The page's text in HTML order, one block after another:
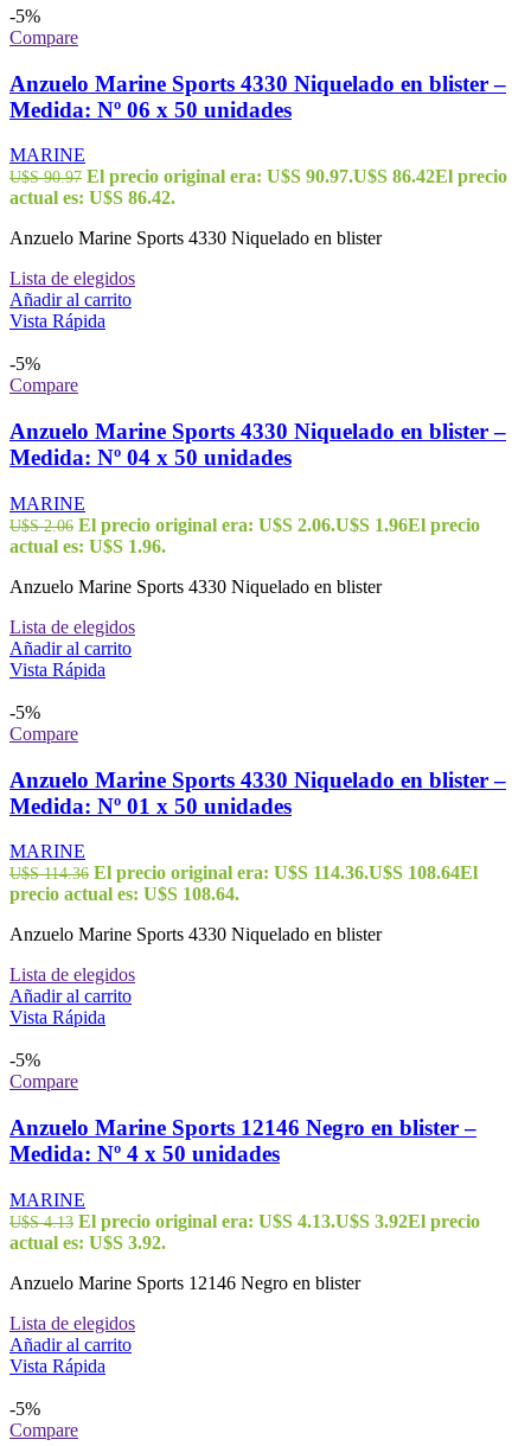
-5%
Compare
Anzuelo Marine Sports 4330 Niquelado en blister –
Medida: Nº 06 x 50 unidades
MARINE
U$S90.97 El precio original era: U$S 90.97.U$S 86.42El precio
actual es: U$S 86.42.
Anzuelo Marine Sports 4330 Niquelado en blister
Lista de elegidos
Añadir al carrito
Vista Rápida
-5%
Compare
Anzuelo Marine Sports 4330 Niquelado en blister –
Medida: Nº 04 x 50 unidades
MARINE
U$S2.06 El precio original era: U$S 2.06.U$S 1.96El precio
actual es: U$S 1.96.
Anzuelo Marine Sports 4330 Niquelado en blister
Lista de elegidos
Añadir al carrito
Vista Rápida
-5%
Compare
Anzuelo Marine Sports 4330 Niquelado en blister –
Medida: Nº 01 x 50 unidades
MARINE
U$S114.36 El precio original era: U$S 114.36.U$S 108.64El
precio actual es: U$S 108.64.
Anzuelo Marine Sports 4330 Niquelado en blister
Lista de elegidos
Añadir al carrito
Vista Rápida
-5%
Compare
Anzuelo Marine Sports 12146 Negro en blister –
Medida: Nº 4 x 50 unidades
MARINE
U$S4.13 El precio original era: U$S 4.13.U$S 3.92El precio
actual es: U$S 3.92.
Anzuelo Marine Sports 12146 Negro en blister
Lista de elegidos
Añadir al carrito
Vista Rápida
-5%
Compare